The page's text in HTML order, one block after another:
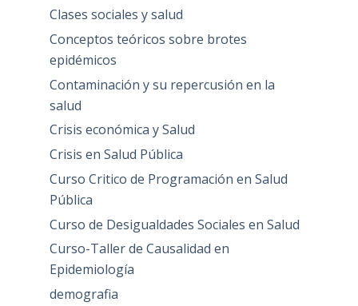
Clases sociales y salud
Conceptos teóricos sobre brotes
epidémicos
Contaminación y su repercusión en la
salud
Crisis económica y Salud
Crisis en Salud Pública
Curso Critico de Programación en Salud
Pública
Curso de Desigualdades Sociales en Salud
Curso-Taller de Causalidad en
Epidemiología
demografia